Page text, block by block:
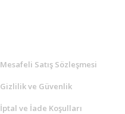
Mesafeli Satış Sözleşmesi
Gizlilik ve Güvenlik
İptal ve İade Koşulları